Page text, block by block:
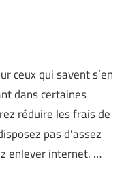
ceux qui savent s’en
dans certaines
réduire les frais de
pas d’assez
enlever internet. …